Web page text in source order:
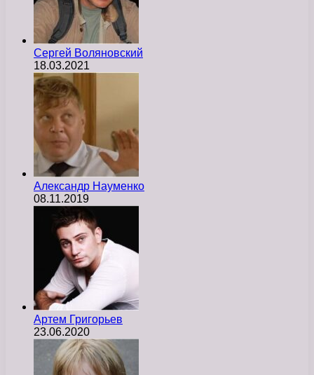
Сергей Воляновский
18.03.2021
Александр Науменко
08.11.2019
Артем Григорьев
23.06.2020